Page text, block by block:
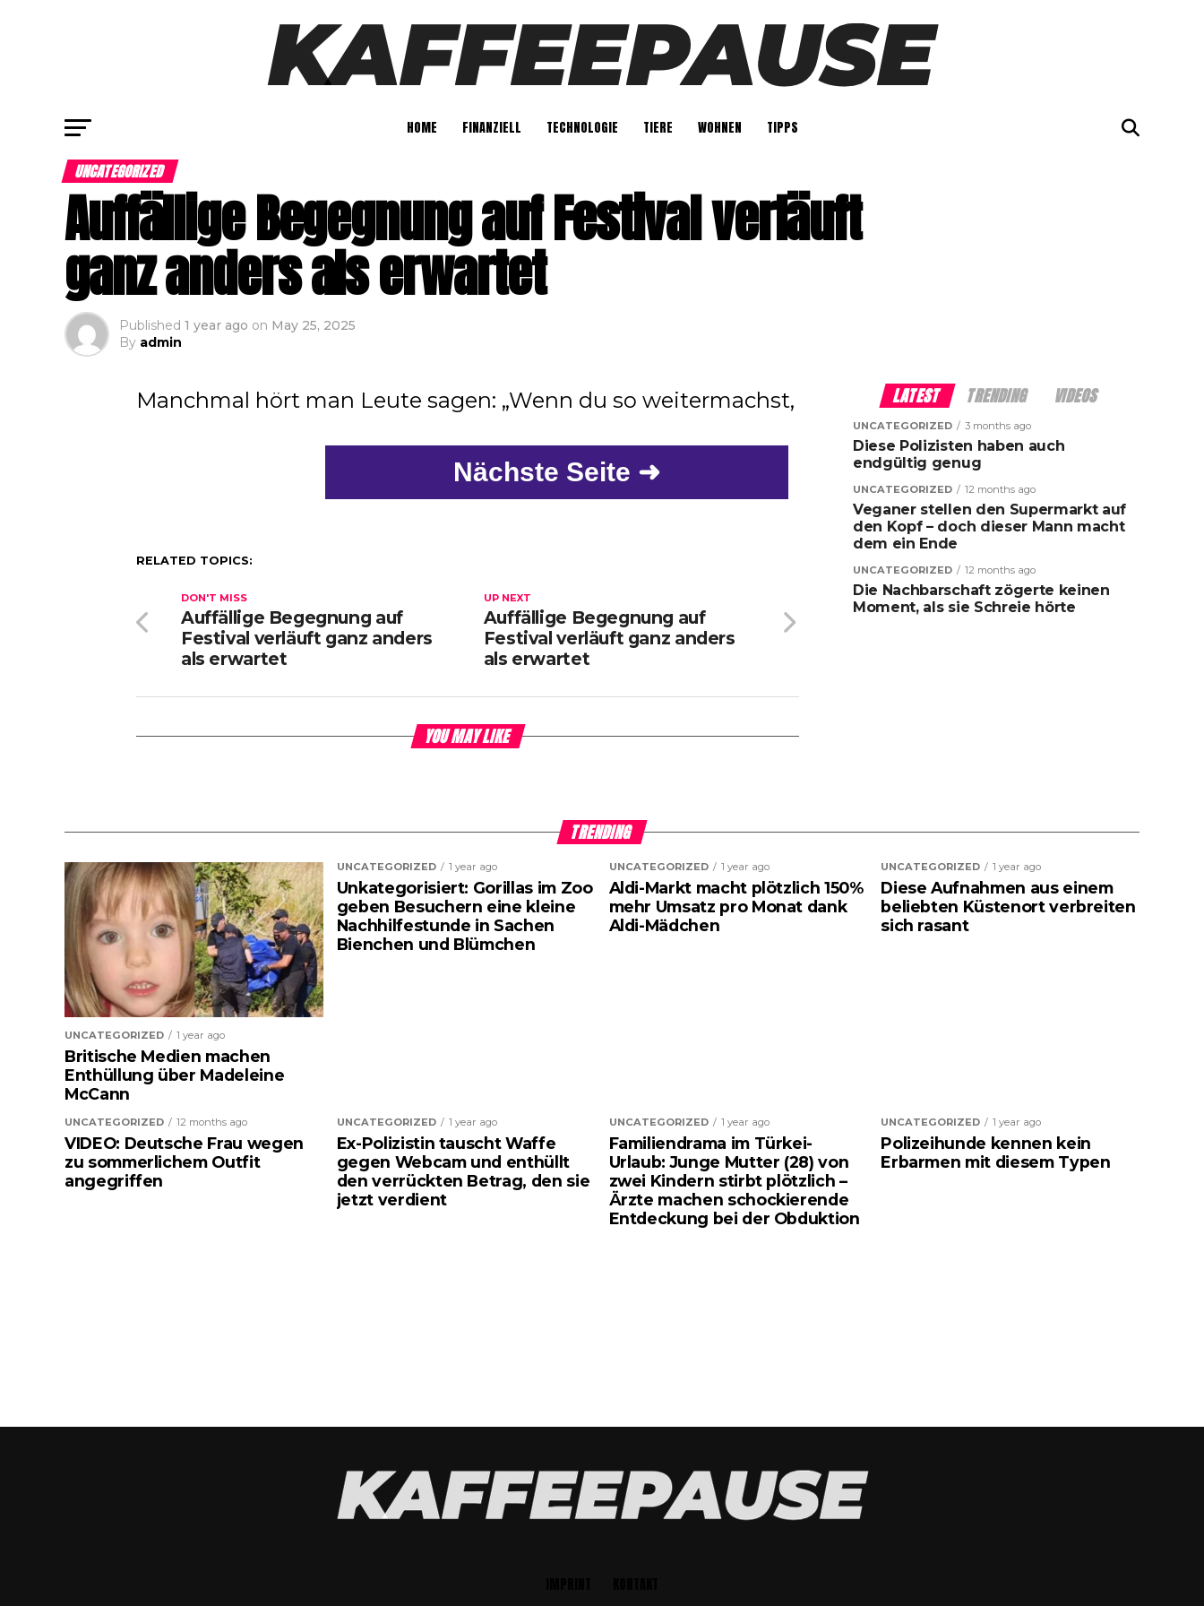
HOME FINANZIELL TECHNOLOGIE TIERE WOHNEN TIPPS
UNCATEGORIZED
Auffällige Begegnung auf Festival verläuft
ganz anders als erwartet
Published 1 year ago on May 25, 2025
By admin
Manchmal hört man Leute sagen: „Wenn du so weitermachst,
Nächste Seite ➜
RELATED TOPICS:
UP NEXT
Auffällige Begegnung auf
Festival verläuft ganz anders
als erwartet
DON'T MISS
Auffällige Begegnung auf
Festival verläuft ganz anders
als erwartet
YOU MAY LIKE
LATEST TRENDING VIDEOS
UNCATEGORIZED 3 months ago
Diese Polizisten haben auch
endgültig genug
UNCATEGORIZED 12 months ago
Veganer stellen den Supermarkt auf
den Kopf – doch dieser Mann macht
dem ein Ende
UNCATEGORIZED 12 months ago
Die Nachbarschaft zögerte keinen
Moment, als sie Schreie hörte
TRENDING
UNCATEGORIZED 1 year ago
Britische Medien machen
Enthüllung über Madeleine
McCann
UNCATEGORIZED 1 year ago
Unkategorisiert: Gorillas im Zoo
geben Besuchern eine kleine
Nachhilfestunde in Sachen
Bienchen und Blümchen
UNCATEGORIZED 1 year ago
Aldi-Markt macht plötzlich 150%
mehr Umsatz pro Monat dank
Aldi-Mädchen
UNCATEGORIZED 1 year ago
Diese Aufnahmen aus einem
beliebten Küstenort verbreiten
sich rasant
UNCATEGORIZED 12 months ago
VIDEO: Deutsche Frau wegen
zu sommerlichem Outfit
angegriffen
UNCATEGORIZED 1 year ago
Ex-Polizistin tauscht Waffe
gegen Webcam und enthüllt
den verrückten Betrag, den sie
jetzt verdient
UNCATEGORIZED 1 year ago
Familiendrama im Türkei-
Urlaub: Junge Mutter (28) von
zwei Kindern stirbt plötzlich –
Ärzte machen schockierende
Entdeckung bei der Obduktion
UNCATEGORIZED 1 year ago
Polizeihunde kennen kein
Erbarmen mit diesem Typen